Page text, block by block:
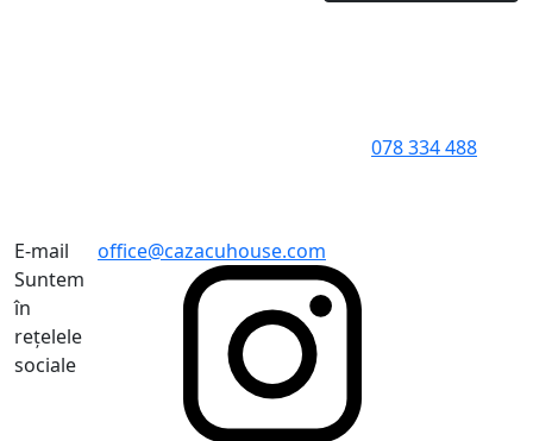
078 334 488
E-mail
office@cazacuhouse.com
Suntem
în
rețelele
sociale